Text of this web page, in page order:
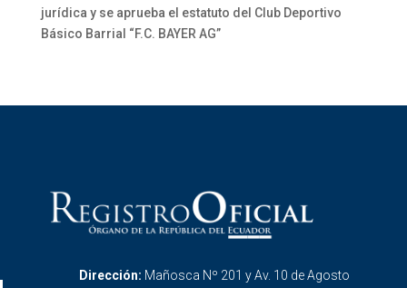
jurídica y se aprueba el estatuto del Club Deportivo
Básico Barrial “F.C. BAYER AG”
Dirección: Mañosca Nº 201 y Av. 10 de Agosto